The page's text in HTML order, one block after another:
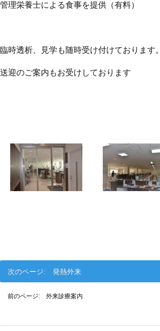
管理栄養士による食事を提供（有料）
臨時透析、見学も随時受け付けております。
送迎のご案内もお受けしております
発熱外来
外来診療案内